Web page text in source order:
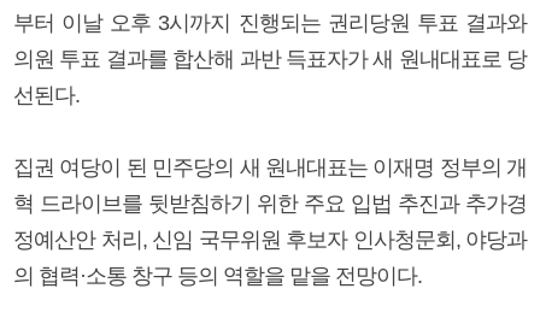
부터 이날 오후 3시까지 진행되는 권리당원 투표 결과와
의원 투표 결과를 합산해 과반 득표자가 새 원내대표로 당
선된다.
집권 여당이 된 민주당의 새 원내대표는 이재명 정부의 개
혁 드라이브를 뒷받침하기 위한 주요 입법 추진과 추가경
정예산안 처리, 신임 국무위원 후보자 인사청문회, 야당과
의 협력·소통 창구 등의 역할을 맡을 전망이다.